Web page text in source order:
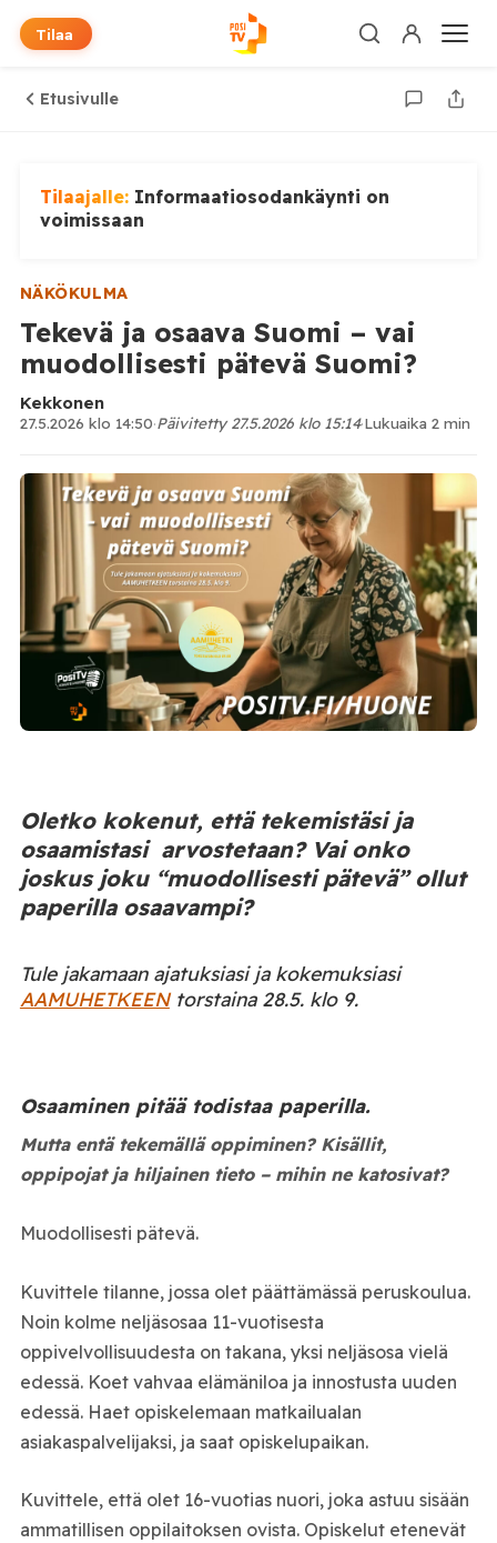
Tilaa
Etusivulle
Tilaajalle: Informaatiosodankäynti on
voimissaan
NÄKÖKULMA
Tekevä ja osaava Suomi – vai
muodollisesti pätevä Suomi?
Kekkonen
27.5.2026 klo 14:50·Päivitetty 27.5.2026 klo 15:14·Lukuaika 2 min
Oletko kokenut, että tekemistäsi ja
osaamistasi arvostetaan? Vai onko
joskus joku “muodollisesti pätevä” ollut
paperilla osaavampi?
Tule jakamaan ajatuksiasi ja kokemuksiasi
AAMUHETKEENtorstaina 28.5. klo 9.
Osaaminen pitää todistaa paperilla.
Mutta entä tekemällä oppiminen? Kisällit,
oppipojat ja hiljainen tieto – mihin ne katosivat?
Muodollisesti pätevä.
Kuvittele tilanne, jossa olet päättämässä peruskoulua.
Noin kolme neljäsosaa 11-vuotisesta
oppivelvollisuudesta on takana, yksi neljäsosa vielä
edessä. Koet vahvaa elämäniloa ja innostusta uuden
edessä. Haet opiskelemaan matkailualan
asiakaspalvelijaksi, ja saat opiskelupaikan.
Kuvittele, että olet 16-vuotias nuori, joka astuu sisään
ammatillisen oppilaitoksen ovista. Opiskelut etenevät